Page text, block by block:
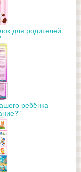
для родителей
ребёнка